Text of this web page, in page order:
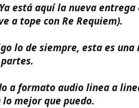
está aquí la nueva
a tope con Re Requiem).
lo de siempre, esta es
a formato audio linea a
lo mejor que puedo.